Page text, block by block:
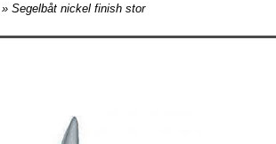
» Segelbåt nickel finish stor